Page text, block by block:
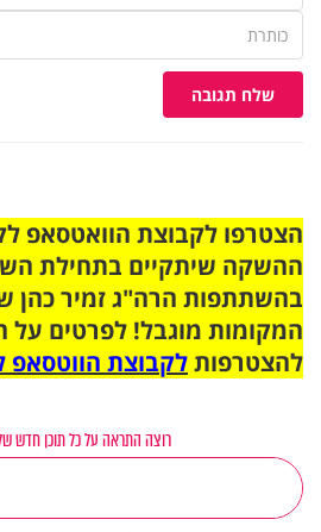
שלח תגובה
ההשקה שיתקיים בתחילת
בהשתתפות הרה"ג זמיר כהן
המקומות מוגבל! לפרטים על
להצטרפותלקבוצת הווטסאפ
רוצה התראה על כל תוכן חדש